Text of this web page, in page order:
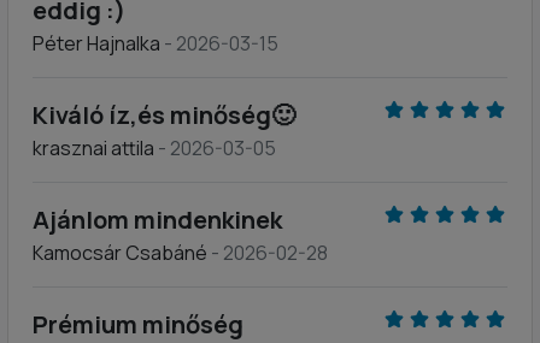
eddig :)
Péter Hajnalka - 2026-03-15
Kiváló íz,és minőség🙂
krasznai attila - 2026-03-05
Ajánlom mindenkinek
Kamocsár Csabáné - 2026-02-28
Prémium minőség